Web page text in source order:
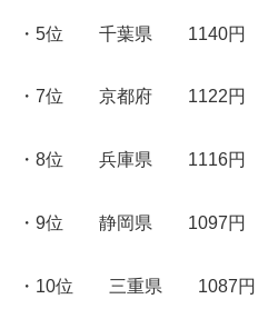
・5位 千葉県 1140
・7位 京都府 1122
・8位 兵庫県 1116
・9位 静岡県 1097
・10位 三重県 1087